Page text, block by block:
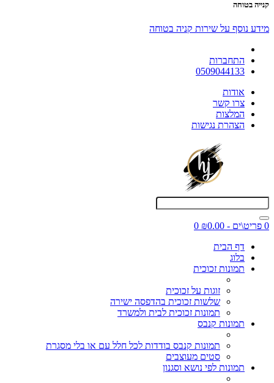
קנייה בטוחה
מידע נוסף על שירות קניה בטוחה
התחברות
0509044133
אודות
צרו קשר
המלצות
הצהרת נגישות
0 פריט\ים - ₪0.00
0
דף הבית
בלוג
תמונות זכוכית
זוגות על זכוכית
שלשות זכוכית בהדפסה ישירה
תמונות זכוכית לבית ולמשרד
תמונות קנבס
תמונות קנבס בודדות לכל חלל עם או בלי מסגרת
סטים מעוצבים
תמונות לפי נושא וסגנון